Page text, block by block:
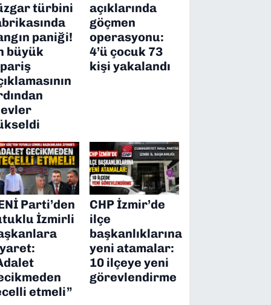
türbini
paniği!
büyük
açıklarında
göçmen
operasyonu:
4’ü çocuk 73
kişi yakalandı
Parti’den
İzmirli
etmeli”
CHP İzmir’de
ilçe
başkanlıklarına
yeni atamalar:
10 ilçeye yeni
görevlendirme